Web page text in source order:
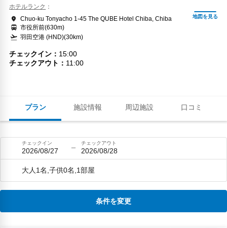
プラン 施設情報 周辺施設 口コミ
ホテルランク
Chuo-ku Tonyacho 1-45 The QUBE Hotel Chiba, Chiba
市役所前(630m)
羽田空港 (HND)(30km)
チェックイン
15:00
チェックアウト
11:00
チェックイン
2026/08/27
チェックアウト
2026/08/28
大人1名,子供0名,1部屋
条件を変更